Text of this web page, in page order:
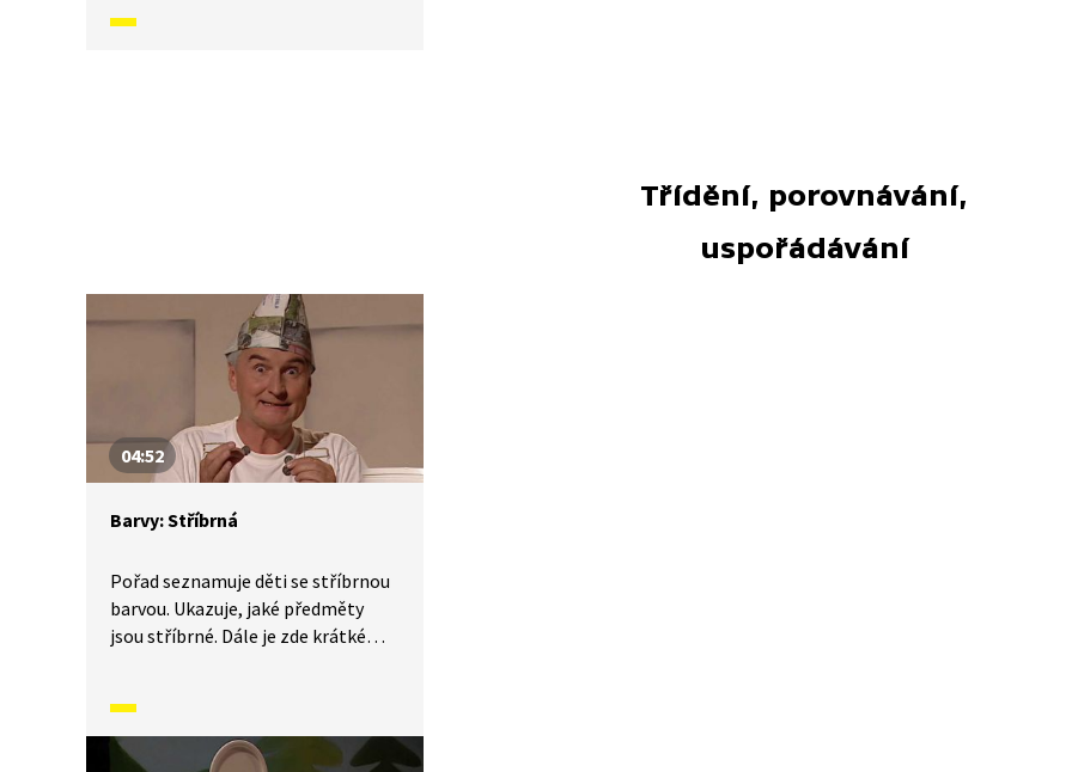
Třídění, porovnávání,
uspořádávání
04:52
Barvy: Stříbrná
Pořad seznamuje děti se stříbrnou
barvou. Ukazuje, jaké předměty
jsou stříbrné. Dále je zde krátké